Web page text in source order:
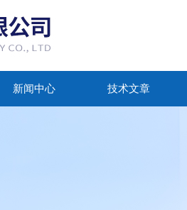
新闻中心 技术文章